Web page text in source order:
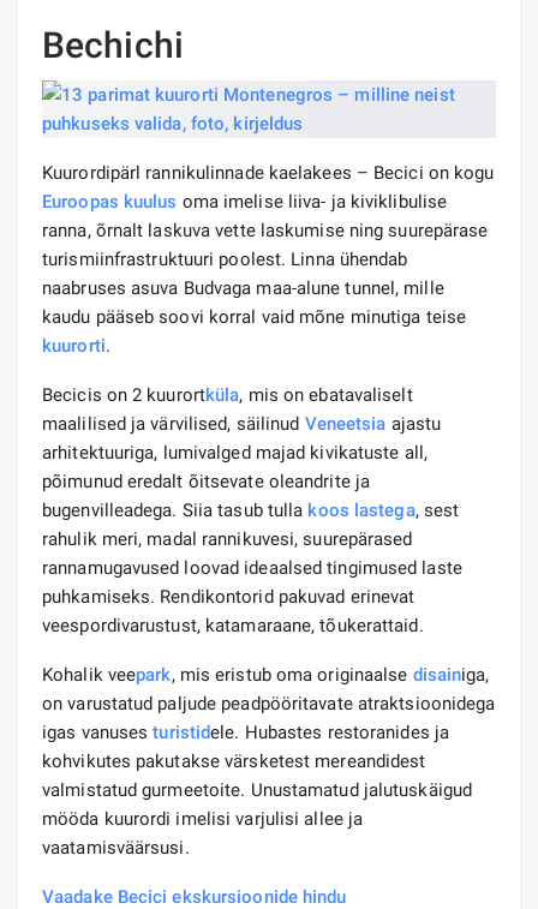
Bechichi
Kuurordipärl rannikulinnade kaelakees – Becici on kogu
Euroopas kuulus oma imelise liiva- ja kiviklibulise
ranna, õrnalt laskuva vette laskumise ning suurepärase
turismiinfrastruktuuri poolest. Linna ühendab
naabruses asuva Budvaga maa-alune tunnel, mille
kaudu pääseb soovi korral vaid mõne minutiga teise
kuurorti.
Becicis on 2 kuurortküla, mis on ebatavaliselt
maalilised ja värvilised, säilinud Veneetsia ajastu
arhitektuuriga, lumivalged majad kivikatuste all,
põimunud eredalt õitsevate oleandrite ja
bugenvilleadega. Siia tasub tulla koos lastega, sest
rahulik meri, madal rannikuvesi, suurepärased
rannamugavused loovad ideaalsed tingimused laste
puhkamiseks. Rendikontorid pakuvad erinevat
veespordivarustust, katamaraane, tõukerattaid.
Kohalik veepark, mis eristub oma originaalse disainiga,
on varustatud paljude peadpööritavate atraktsioonidega
igas vanusesturistidele. Hubastes restoranides ja
kohvikutes pakutakse värsketest mereandidest
valmistatud gurmeetoite. Unustamatud jalutuskäigud
mööda kuurordi imelisi varjulisi allee ja
vaatamisväärsusi.
Vaadake Becici ekskursioonide hindu